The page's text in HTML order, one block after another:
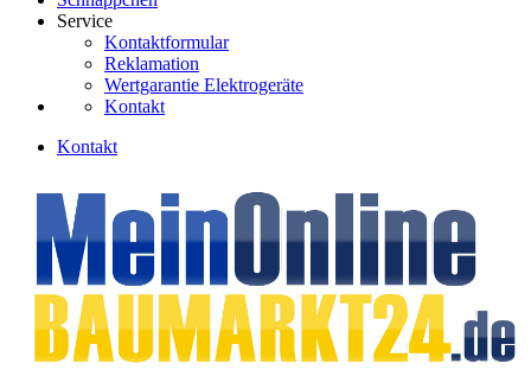
Service
Kontaktformular
Reklamation
Wertgarantie Elektrogeräte
Kontakt
Kontakt